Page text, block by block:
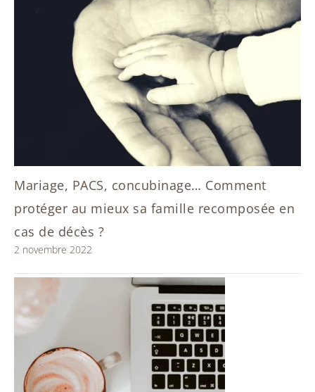
Mariage, PACS, concubinage… Comment
protéger au mieux sa famille recomposée en
cas de décès ?
2 novembre 2022